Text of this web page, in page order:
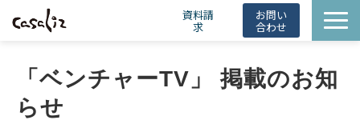
資料請
求
お問い
合わせ
導入事例
「ベンチャーTV」 掲載のお知
らせ